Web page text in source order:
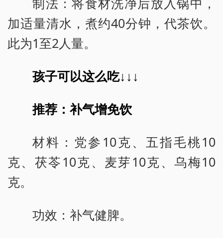
加适量清水，煮约40分钟，代茶饮。
此为1至2人量。
孩子可以这么吃↓↓↓
推荐：补气增免饮
材料：党参10克、五指毛桃10
克、茯苓10克、麦芽10克、乌梅10
克。
功效：补气健脾。